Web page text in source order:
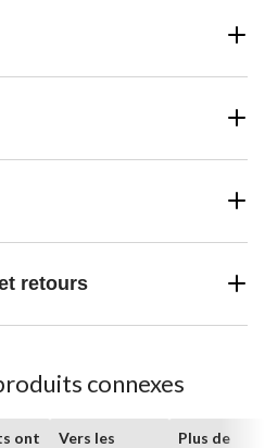
retours
connexes
ont
Vers les
Plus de